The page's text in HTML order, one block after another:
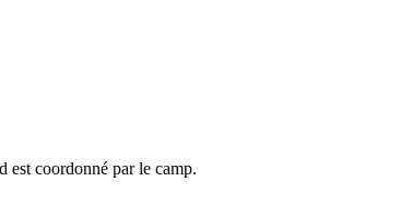
est coordonné par le camp.